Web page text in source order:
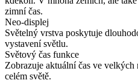
zimní čas.
Neo-displej
Světelný vrstva poskytuje
vystavení světlu.
Světový čas funkce
Zobrazuje aktuální čas ve
celém světě.